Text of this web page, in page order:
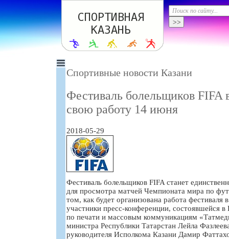
Спортивные новости Казани
Фестиваль болельщиков FIFA
свою работу 14 июня
2018-05-29
Фестиваль болельщиков FIFA станет
для просмотра матчей Чемпионата мира по
том, как будет организована работа фестиваля
участники пресс-конференции, состоявшейся в
по печати и массовым коммуникациям
министра Республики Татарстан Лейла
руководителя Исполкома Казани Дамир